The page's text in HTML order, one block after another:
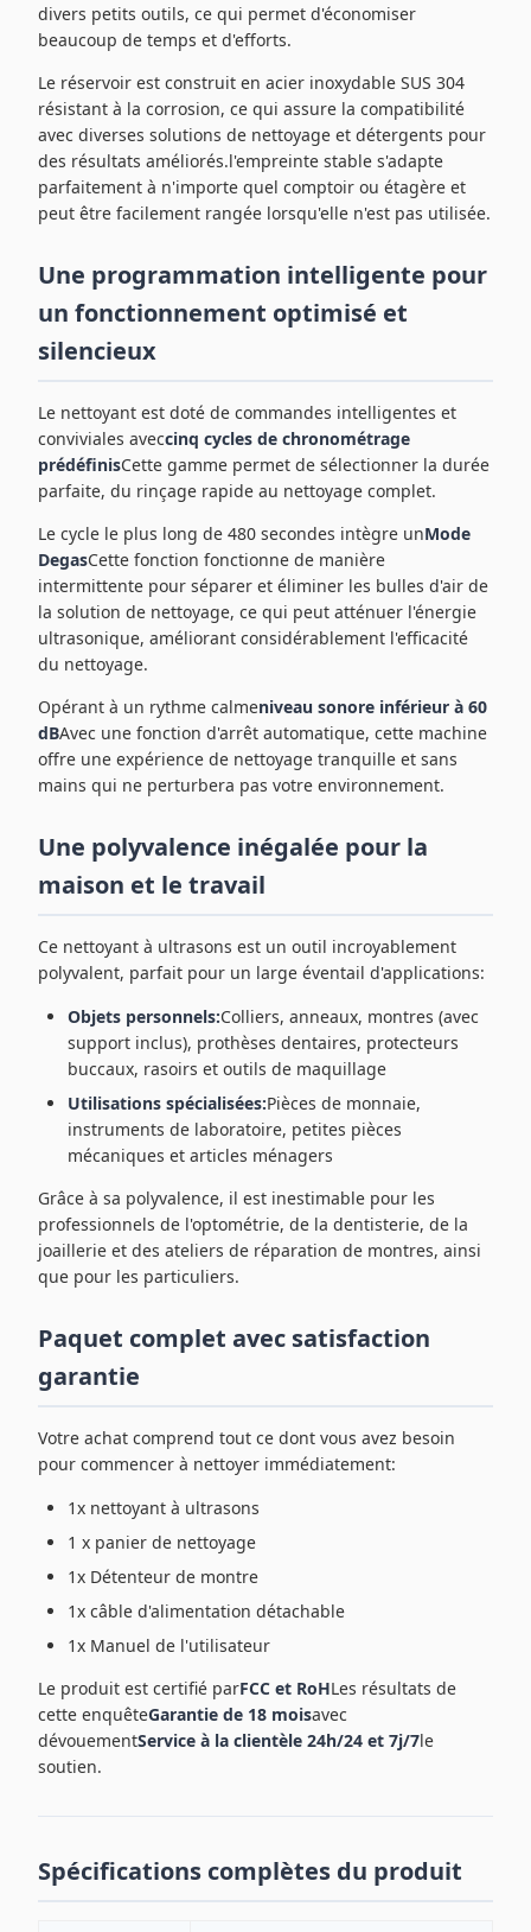
divers petits outils, ce qui permet d'économiser
beaucoup de temps et d'efforts.
Le réservoir est construit en acier inoxydable SUS 304
résistant à la corrosion, ce qui assure la compatibilité
avec diverses solutions de nettoyage et détergents pour
des résultats améliorés.l'empreinte stable s'adapte
parfaitement à n'importe quel comptoir ou étagère et
peut être facilement rangée lorsqu'elle n'est pas utilisée.
Une programmation intelligente pour
un fonctionnement optimisé et
silencieux
Le nettoyant est doté de commandes intelligentes et
conviviales aveccinq cycles de chronométrage
prédéfinisCette gamme permet de sélectionner la durée
parfaite, du rinçage rapide au nettoyage complet.
Le cycle le plus long de 480 secondes intègre unMode
DegasCette fonction fonctionne de manière
intermittente pour séparer et éliminer les bulles d'air de
la solution de nettoyage, ce qui peut atténuer l'énergie
ultrasonique, améliorant considérablement l'efficacité
du nettoyage.
Opérant à un rythme calmeniveau sonore inférieur à 60
dBAvec une fonction d'arrêt automatique, cette machine
offre une expérience de nettoyage tranquille et sans
mains qui ne perturbera pas votre environnement.
Une polyvalence inégalée pour la
maison et le travail
Ce nettoyant à ultrasons est un outil incroyablement
polyvalent, parfait pour un large éventail d'applications:
Objets personnels:Colliers, anneaux, montres (avec
support inclus), prothèses dentaires, protecteurs
buccaux, rasoirs et outils de maquillage
Utilisations spécialisées:Pièces de monnaie,
instruments de laboratoire, petites pièces
mécaniques et articles ménagers
Grâce à sa polyvalence, il est inestimable pour les
professionnels de l'optométrie, de la dentisterie, de la
joaillerie et des ateliers de réparation de montres, ainsi
que pour les particuliers.
Paquet complet avec satisfaction
garantie
Votre achat comprend tout ce dont vous avez besoin
pour commencer à nettoyer immédiatement:
1x nettoyant à ultrasons
1 x panier de nettoyage
1x Détenteur de montre
1x câble d'alimentation détachable
1x Manuel de l'utilisateur
Le produit est certifié parFCC et RoHLes résultats de
cette enquêteGarantie de 18 moisavec
dévouementService à la clientèle 24h/24 et 7j/7le
soutien.
Spécifications complètes du produit